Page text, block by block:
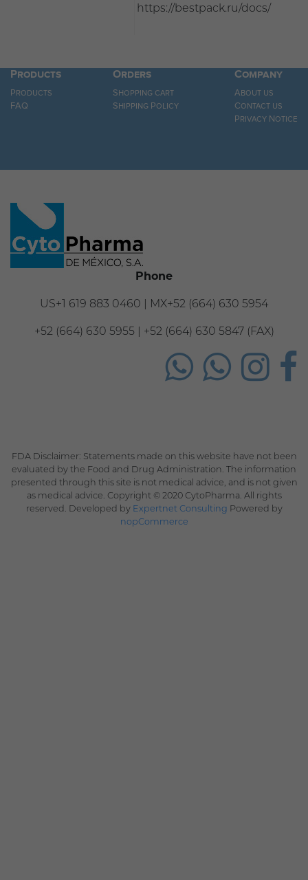
https://bestpack.ru/docs/
Products
Products
FAQ
Orders
Shopping cart
Shipping Policy
Company
About us
Contact us
Privacy Notice
Phone
US+1 619 883 0460 | MX+52 (664) 630 5954
+52 (664) 630 5955 | +52 (664) 630 5847 (FAX)
FDA Disclaimer: Statements made on this website have not been
evaluated by the Food and Drug Administration. The information
presented through this site is not medical advice, and is not given
as medical advice. Copyright © 2020 CytoPharma. All rights
reserved. Developed by Expertnet Consulting Powered by
nopCommerce